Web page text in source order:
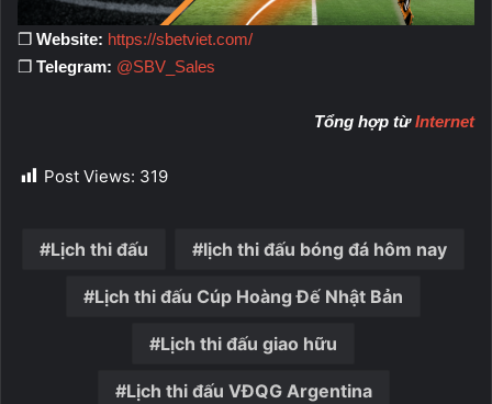
❐ Website: https://sbetviet.com/
❐ Telegram: @SBV_Sales
Tổng hợp từInternet
Post Views: 319
Lịch thi đấu lịch thi đấu bóng đá hôm nay
Lịch thi đấu Cúp Hoàng Đế Nhật Bản
Lịch thi đấu giao hữu
Lịch thi đấu VĐQG Argentina